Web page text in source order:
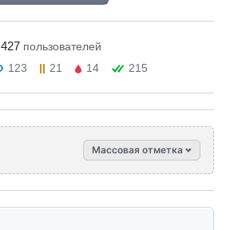
427 пользователей
123 21 14 215
Массовая отметка